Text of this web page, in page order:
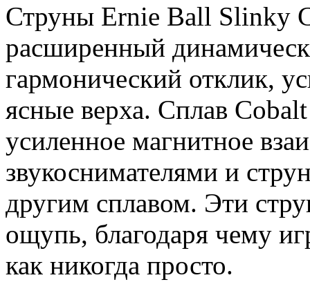
Струны Ernie Ball Slinky
расширенный
гармонический отклик,
ясные верха. Сплав
усиленное магнитное
звукоснимателями и
другим сплавом. Эти
ощупь, благодаря чему
как никогда просто.